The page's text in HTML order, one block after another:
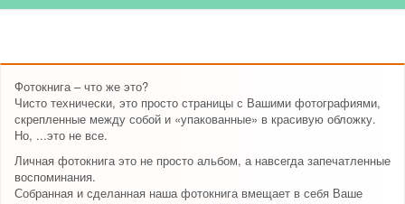
Фотокнига – что же это?
Чисто технически, это просто страницы с Вашими фотографиями,
скрепленные между собой и «упакованные» в красивую обложку.
Но, ...это не все.
Личная фотокнига это не просто альбом, а навсегда запечатленные
воспоминания.
Собранная и сделанная наша фотокнига вмещает в себя Ваше